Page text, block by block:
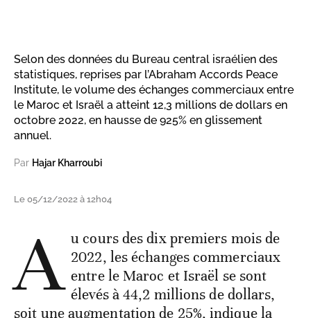
Selon des données du Bureau central israélien des
statistiques, reprises par l’Abraham Accords Peace
Institute, le volume des échanges commerciaux entre
le Maroc et Israël a atteint 12,3 millions de dollars en
octobre 2022, en hausse de 925% en glissement
annuel.
Par Hajar Kharroubi
Le 05/12/2022 à 12h04
A u cours des dix premiers mois de
2022, les échanges commerciaux
entre le Maroc et Israël se sont
élevés à 44,2 millions de dollars,
soit une augmentation de 25%, indique la